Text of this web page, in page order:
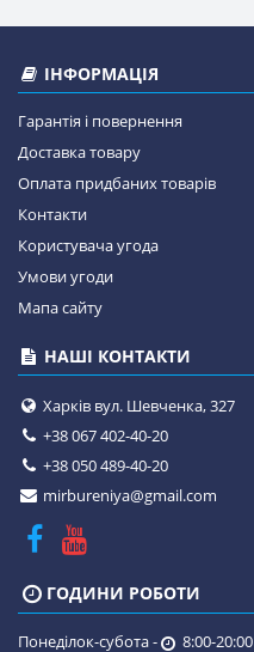
ІНФОРМАЦІЯ
Гарантія і повернення
Доставка товару
Оплата придбаних товарів
Контакти
Користувача угода
Умови угоди
Мапа сайту
НАШІ КОНТАКТИ
Харків вул. Шевченка, 327
+38 067 402-40-20
+38 050 489-40-20
mirbureniya@gmail.com
ГОДИНИ РОБОТИ
Понеділок-субота - 8:00-20:00